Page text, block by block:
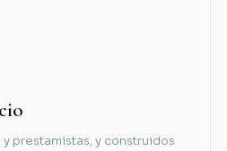
prestamistas, y construidos